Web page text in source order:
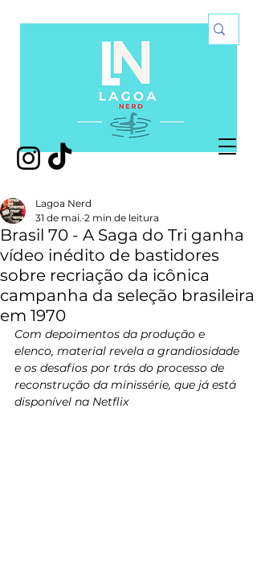
Brasil 70 - A Saga do Tri ganha
vídeo inédito de bastidores
sobre recriação da icônica
campanha da seleção brasileira
em 1970
Lagoa Nerd
31 de mai. 2 min de leitura
Com depoimentos da produção e
elenco, material revela a grandiosidade
e os desafios por trás do processo de
reconstrução da minissérie, que já está
disponível na Netflix